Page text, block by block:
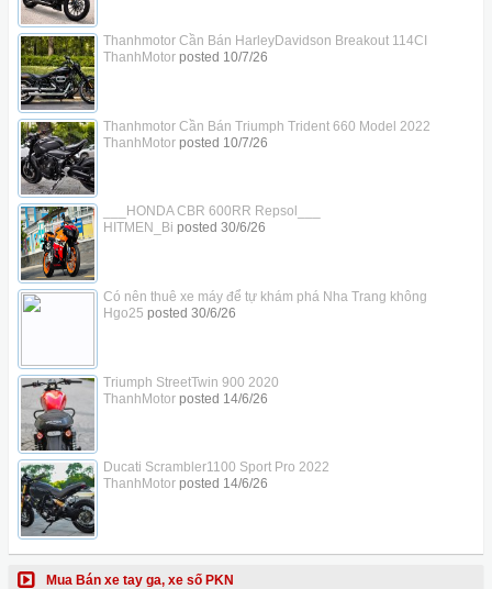
Thanhmotor Cần Bán HarleyDavidson Breakout 114CI
ThanhMotorposted 10/7/26
Thanhmotor Cần Bán Triumph Trident 660 Model 2022
ThanhMotorposted 10/7/26
___HONDA CBR 600RR Repsol___
HITMEN_Bi posted 30/6/26
Có nên thuê xe máy để tự khám phá Nha Trang không
Hgo25 posted 30/6/26
Triumph StreetTwin 900 2020
ThanhMotorposted 14/6/26
Ducati Scrambler1100 Sport Pro 2022
ThanhMotorposted 14/6/26
Mua Bán xe tay ga, xe số PKN